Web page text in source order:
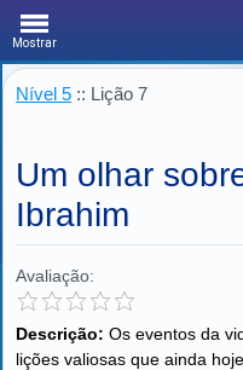
Mostrar
Nível 5 :: Lição 7
Um olhar
Ibrahim
Avaliação:
Descrição: Os eventos da
lições valiosas que ainda